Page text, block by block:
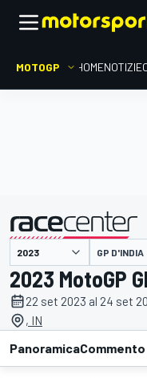
MOTOGP HOMENOTIZIE
presentato da GP D'INDIA
2023 MotoGP
22 set 2023 al 24 set
, IN
Panoramica